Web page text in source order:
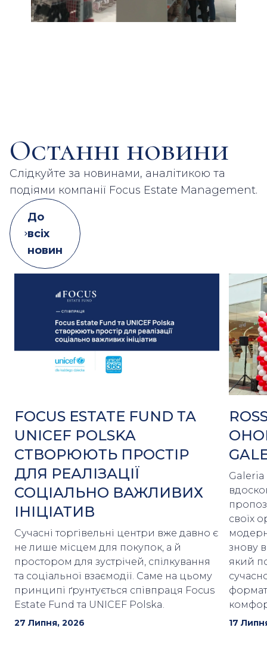
Останні новини
Слідкуйте за новинами, аналітикою та
подіями компанії Focus Estate Management.
До
всіх
новин
FOCUS ESTATE FUND ТА
UNICEF POLSKA
СТВОРЮЮТЬ ПРОСТІР
ДЛЯ РЕАЛІЗАЦІЇ
СОЦІАЛЬНО ВАЖЛИВИХ
ІНІЦІАТИВ
Сучасні торгівельні центри вже давно є
не лише місцем для покупок, а й
простором для зустрічей, спілкування
та соціальної взаємодії. Саме на цьому
принципі ґрунтується співпраця Focus
Estate Fund та UNICEF Polska.
27 Липня, 2026
своїх
знову
який
17